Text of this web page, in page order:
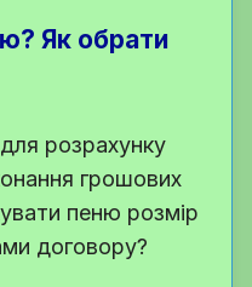
Як обрати
розрахунку
грошових
пеню розмір
договору?